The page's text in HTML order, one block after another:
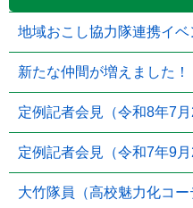
地域おこし協力隊連携イベ
新たな仲間が増えました！
定例記者会見（令和8年7月
定例記者会見（令和7年9月
大竹隊員（高校魅力化コー